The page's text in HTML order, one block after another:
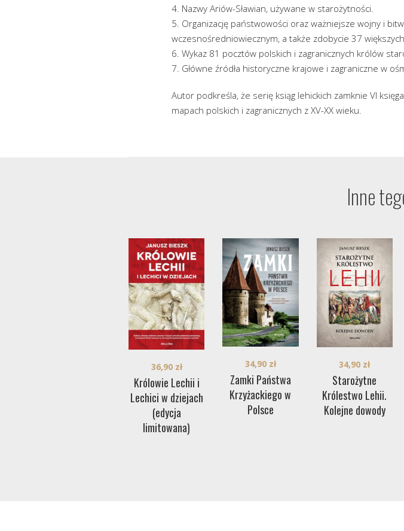
4. Nazwy Ariów-Sławian, używane w starożytności.
5. Organizację państwowości oraz ważniejsze wojny i
wczesnośredniowiecznym, a także zdobycie 37
6. Wykaz 81 pocztów polskich i zagranicznych królów
7. Główne źródła historyczne krajowe i zagraniczne w
Autor podkreśla, że serię ksiąg lehickich zamknie VI
mapach polskich i zagranicznych z XV-XX wieku.
Inne
Królowie Lechii i
Lechici w dziejach
(edycja
limitowana)
36,90 zł
Zamki Państwa
Krzyżackiego w
Polsce
34,90 zł
Starożytne
Królestwo Lehii.
Kolejne dowody
34,90 zł